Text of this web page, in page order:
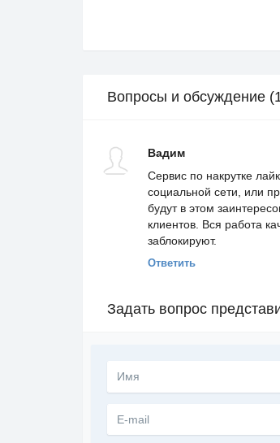
Вопросы и обсуждение
Вадим
Сервис по накрутке
социальной сети, или
будут в этом
клиентов. Вся работа
заблокируют.
Ответить
Задать вопрос